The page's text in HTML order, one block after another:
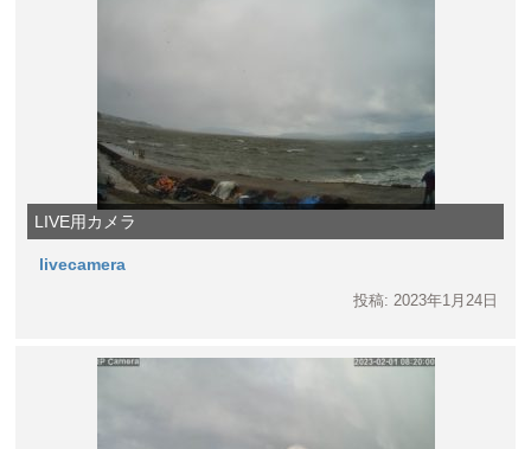
LIVE用カメラ
livecamera
投稿: 2023年1月24日